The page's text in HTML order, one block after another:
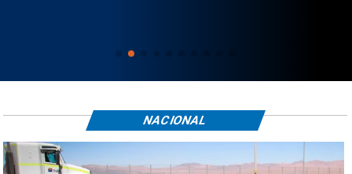
NACIONAL